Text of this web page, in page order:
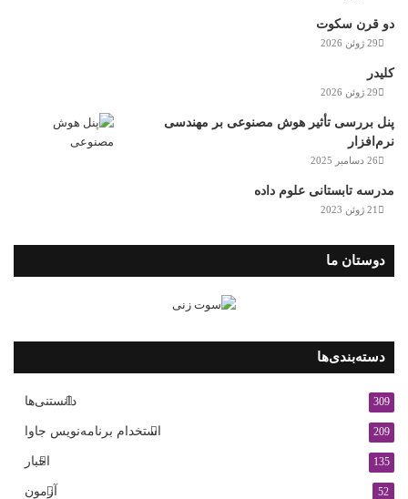
دو قرن سکوت
29 ژوئن 2026
کلیدر
29 ژوئن 2026
پنل بررسی تأثیر هوش مصنوعی بر مهندسی
نرم‌افزار
26 دسامبر 2025
مدرسه تابستانی علوم داده
21 ژوئن 2023
دوستان ما
دسته‌بندی‌ها
دانستنی‌ها 309
استخدام برنامه‌نویس جاوا 209
اخبار 135
آزمون 52